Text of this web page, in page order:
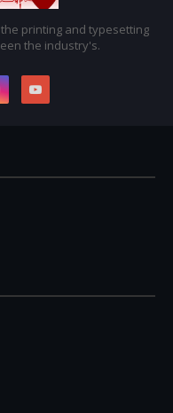
printing and typesetting
the industry's.